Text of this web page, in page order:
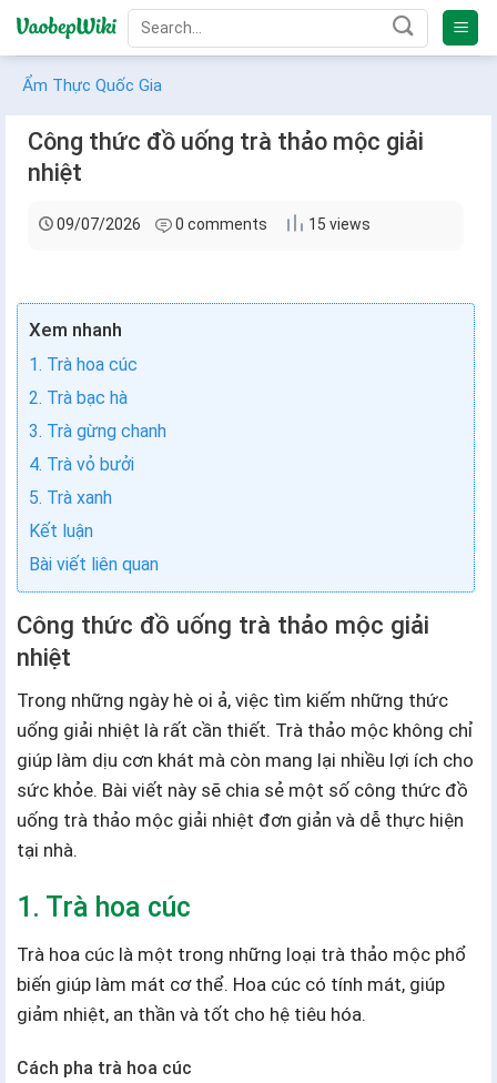
Bỏ
qua
dung
Ẩm Thực Quốc Gia
Công thức đồ uống trà thảo mộc giải
nhiệt
09/07/2026 0 comments 15 views
Xem nhanh
1. Trà hoa cúc
2. Trà bạc hà
3. Trà gừng chanh
4. Trà vỏ bưởi
5. Trà xanh
Kết luận
Bài viết liên quan
Công thức đồ uống trà thảo mộc giải
nhiệt
Trong những ngày hè oi ả, việc tìm kiếm những thức
uống giải nhiệt là rất cần thiết. Trà thảo mộc không chỉ
giúp làm dịu cơn khát mà còn mang lại nhiều lợi ích cho
sức khỏe. Bài viết này sẽ chia sẻ một số công thức đồ
uống trà thảo mộc giải nhiệt đơn giản và dễ thực hiện
tại nhà.
1. Trà hoa cúc
Trà hoa cúc là một trong những loại trà thảo mộc phổ
biến giúp làm mát cơ thể. Hoa cúc có tính mát, giúp
giảm nhiệt, an thần và tốt cho hệ tiêu hóa.
Cách pha trà hoa cúc